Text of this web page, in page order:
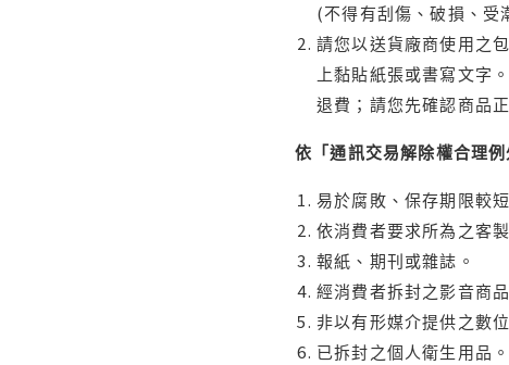
(不得有刮傷、破損、受
請您以送貨廠商使用之
上黏貼紙張或書寫文字
退費；請您先確認商品
依「通訊交易解除權合理
易於腐敗、保存期限較
依消費者要求所為之客
報紙、期刊或雜誌。
經消費者拆封之影音商
非以有形媒介提供之數
已拆封之個人衛生用品